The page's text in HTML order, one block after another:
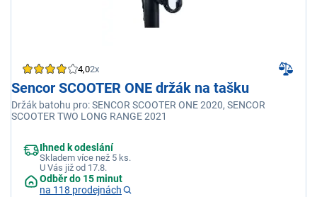
4,02x
Sencor SCOOTER ONE držák na tašku
Držák batohu pro: SENCOR SCOOTER ONE 2020, SENCOR
SCOOTER TWO LONG RANGE 2021
Ihned k odeslání
Skladem více než 5 ks.
U Vás již od 17.8.
Odběr do 15 minut
na 118 prodejnách